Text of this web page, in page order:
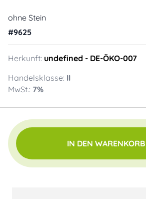
ohne Stein
#9625
Herkunft: undefined - DE-ÖKO-007
Handelsklasse: II
MwSt.: 7%
IN DEN WARENKORB